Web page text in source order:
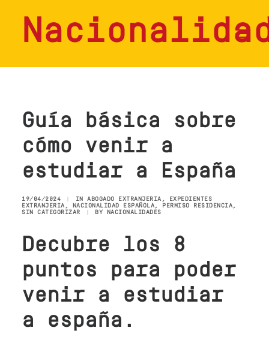
SERVICIOS
CONSULTAS
NOSOTROS
BLOG
Guía básica sobre
cómo venir a
estudiar a España
19/04/2024 IN ABOGADO EXTRANJERIA ,
EXPEDIENTES
EXTRANJERIA , NACIONALIDAD ESPAÑOLA, PERMISO RESIDENCIA,
SIN CATEGORIZAR
BY NACIONALIDADES
Decubre los 8
puntos para poder
venir a estudiar
a españa.